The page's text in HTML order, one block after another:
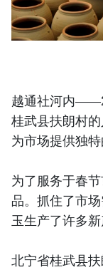
越通社河内
桂武县扶朗村
为市场提供独
为了服务于春
品。抓住了市
玉生产了许多新
北宁省桂武县